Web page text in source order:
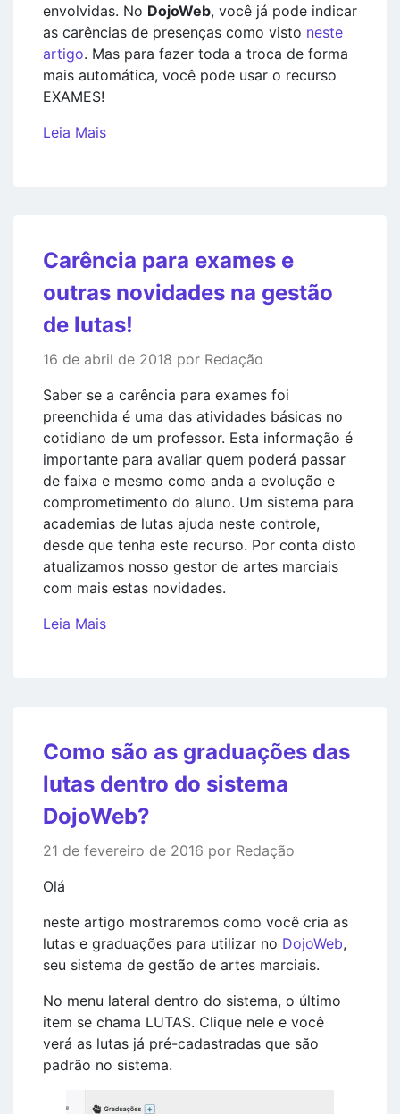
envolvidas. No DojoWeb, você já pode indicar
as carências de presenças como visto neste
artigo. Mas para fazer toda a troca de forma
mais automática, você pode usar o recurso
EXAMES!
Leia Mais
Carência para exames e
outras novidades na gestão
de lutas!
16 de abril de 2018 por Redação
Saber se a carência para exames foi
preenchida é uma das atividades básicas no
cotidiano de um professor. Esta informação é
importante para avaliar quem poderá passar
de faixa e mesmo como anda a evolução e
comprometimento do aluno. Um sistema para
academias de lutas ajuda neste controle,
desde que tenha este recurso. Por conta disto
atualizamos nosso gestor de artes marciais
com mais estas novidades.
Leia Mais
Como são as graduações das
lutas dentro do sistema
DojoWeb?
21 de fevereiro de 2016 por Redação
Olá
neste artigo mostraremos como você cria as
lutas e graduações para utilizar no DojoWeb,
seu sistema de gestão de artes marciais.
No menu lateral dentro do sistema, o último
item se chama LUTAS. Clique nele e você
verá as lutas já pré-cadastradas que são
padrão no sistema.